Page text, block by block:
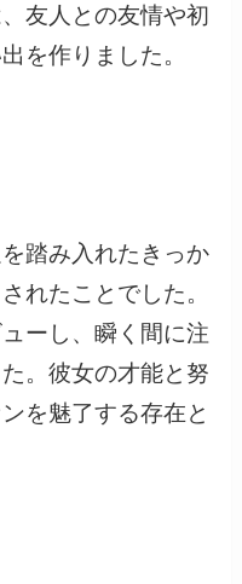
友人との友情や初
を作りました。
踏み入れたきっか
れたことでした。
ーし、瞬く間に注
。彼女の才能と努
を魅了する存在と